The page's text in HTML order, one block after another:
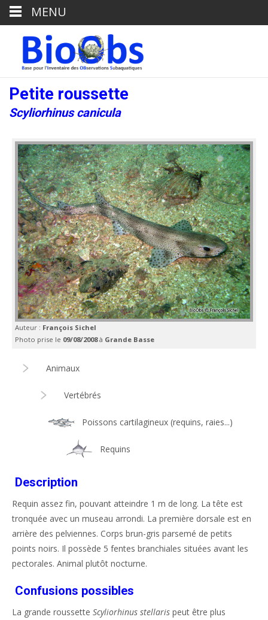
Petite roussette
Scyliorhinus canicula
Auteur : François Sichel
Photo prise le 09/08/2008à Grande Basse
Animaux
Vertébrés
Poissons cartilagineux (requins, raies...)
Requins
Description
Requin assez fin, pouvant atteindre 1 m de long. La tête est
tronquée avec un museau arrondi. La première dorsale est en
arrière des pelviennes. Corps brun-gris parsemé de petits
points noirs. Il possède 5 fentes branchiales situées avant les
pectorales. Animal plutôt nocturne.
Confusions possibles
La grande roussette Scyliorhinus stellaris peut être plus
MENU